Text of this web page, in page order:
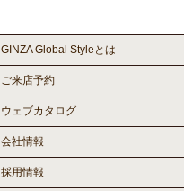
GINZA Global Styleとは
ご来店予約
ウェブカタログ
会社情報
採用情報